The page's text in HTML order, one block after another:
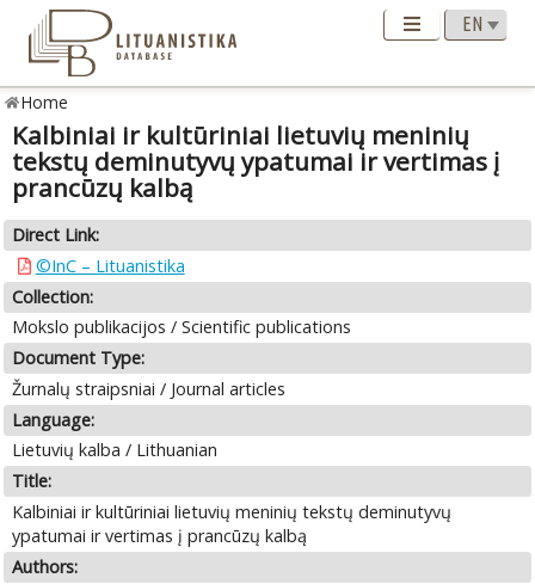
Home
Kalbiniai ir kultūriniai lietuvių meninių
tekstų deminutyvų ypatumai ir vertimas į
prancūzų kalbą
Direct Link:
©InC – Lituanistika
Collection:
Mokslo publikacijos / Scientific publications
Document Type:
Žurnalų straipsniai / Journal articles
Language:
Lietuvių kalba / Lithuanian
Title:
Kalbiniai ir kultūriniai lietuvių meninių tekstų deminutyvų
ypatumai ir vertimas į prancūzų kalbą
Authors: